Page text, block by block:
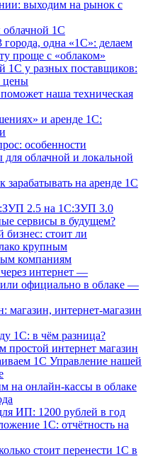
выходим на рынок с
1С
города, одна «1С»: делаем
проще с «облаком»
1С у разных поставщиков:
цены
наша техническая
и аренде 1С:
особенности
для облачной и локальной
зарабатывать на аренде 1С
2.5 на 1С:ЗУП 3.0
сервисы в будущем?
бизнес: стоит ли
крупным
компаниям
интернет —
или официально в облаке —
магазин, интернет-магазин
1С: в чём разница?
интернет магазин
1С Управление нашей
на онлайн-кассы в облаке
ИП: 1200 рублей в год
1С: отчётность на
стоит перенести 1С в